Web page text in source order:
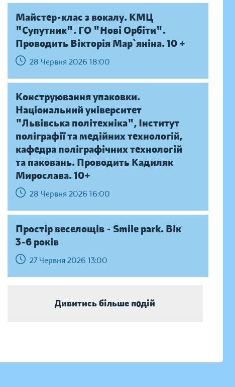
Майстер-клас з вокалу. КМЦ
"Супутник". ГО "Нові Орбіти".
Проводить Вікторія Мар`яніна. 10 +
28 Червня 2026 18:00
Конструювання упаковки.
Національний університет
"Львівська політехніка", Інститут
поліграфії та медійних технологій,
кафедра поліграфічних технологій
та паковань. Проводить Кадиляк
Мирослава. 10+
28 Червня 2026 16:00
Простір веселощів - Smile park. Вік
3-6 років
27 Червня 2026 13:00
Дивитись більше подій